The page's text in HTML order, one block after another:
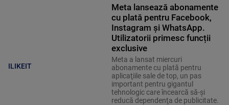
ILIKEIT
Meta lansează abonamente
cu plată pentru Facebook,
Instagram şi WhatsApp.
Utilizatorii primesc funcții
exclusive
Meta a lansat miercuri
abonamente cu plată pentru
aplicaţiile sale de top, un pas
important pentru gigantul
tehnologic care încearcă să-şi
reducă dependenţa de publicitate.